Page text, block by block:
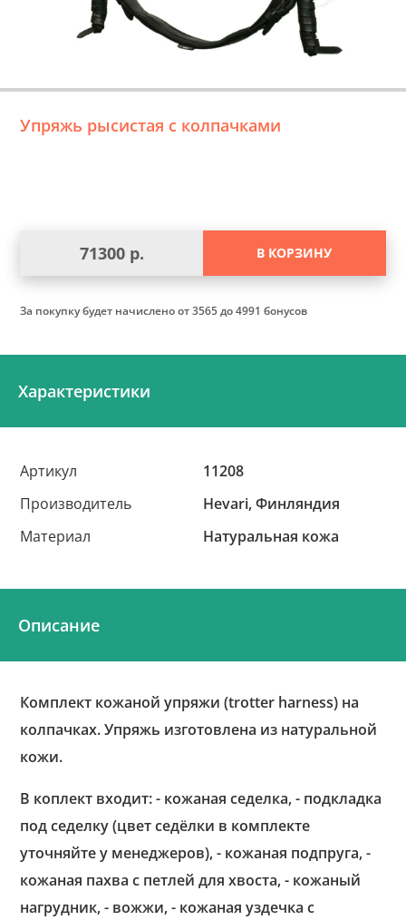
Упряжь рысистая с колпачками
71300 р. В КОРЗИНУ
За покупку будет начисленоот 3565 до 4991 бонусов
Характеристики
Артикул
11208
Производитель
Hevari, Финляндия
Материал
Натуральная кожа
Описание
Комплект кожаной упряжи (trotter harness) на
колпачках. Упряжь изготовлена из натуральной
кожи.
В коплект входит: - кожаная седелка, - подкладка
под седелку (цвет седёлки в комплекте
уточняйте у менеджеров), - кожаная подпруга, -
кожаная пахва с петлей для хвоста, - кожаный
нагрудник, - вожжи, - кожаная уздечка с